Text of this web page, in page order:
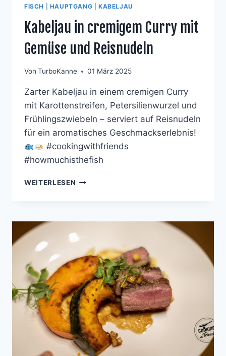
FISCH HAUPTGANG KABELJAU
Kabeljau in cremigem Curry mit
Gemüse und Reisnudeln
Von TurboKanne 01 März 2025
Zarter Kabeljau in einem cremigen Curry
mit Karottenstreifen, Petersilienwurzel und
Frühlingszwiebeln – serviert auf Reisnudeln
für ein aromatisches Geschmackserlebnis!
#cookingwithfriends
#howmuchisthefish
WEITERLESEN KABELJAU
MIT
GEMÜSE
UND
REISNUDELN